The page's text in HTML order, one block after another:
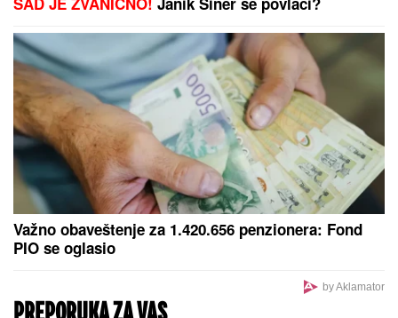
Zbog pevačice je ostavio ženu i dvoje dece: Nakon
razvoda dobili i dete, o skandalu su svi brujali